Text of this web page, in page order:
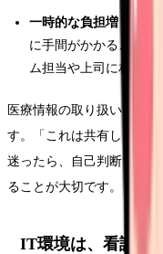
一時的な負担増 ：新
に手間がかかることが
ム担当や上司に相談する
医療情報の取り扱いはル
す。「これは共有してよ
迷ったら、自己判断で進
ることが大切です。
IT環境は、看護師